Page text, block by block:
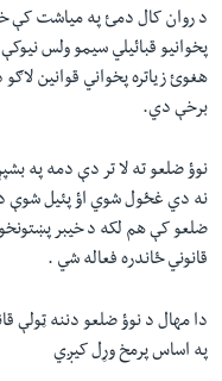
د روان کال دمئ په میاشت کې
پخوانیو قبائیلي سیمو ولس
هغوئ زیاتره پخواني قوانین
برخې دي.
نوؤ ضلعو ته لا تر دې دمه په
نه دي غځول شوي اؤ پئیل شوې
ضلعو کې هم لکه د خیبر
قانوني ځاندره فعاله شي .
دا مهال د نوؤ ضلعو دننه ټولې
په اساس پرمخ وړل کیږي